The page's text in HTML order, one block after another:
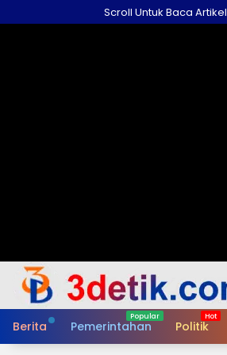
to
Scroll Untuk Baca Artikel
Berita Pemerintahan Politik